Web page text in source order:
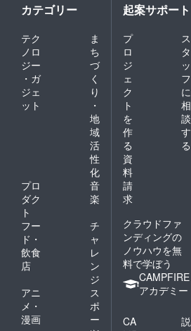
カテゴリー
テク
ノロ
ジー
・ガ
ジェ
ット
ま
ち
づ
く
り
・
地
域
活
性
化
プロ
ダク
ト
音
楽
フー
ド・
飲食
店
チ
ャ
レ
ン
ジ
アニ
メ・
漫画
ス
ポ
ー
起案サポート
プ
ロ
ジ
ェ
ク
ト
を
作
る
ス
タ
ッ
フ
に
相
談
す
る
資
料
請
求
クラウドファ
ンディングの
ノウハウを無
料で学ぼう
CAMPFIRE
アカデミー
CA
説